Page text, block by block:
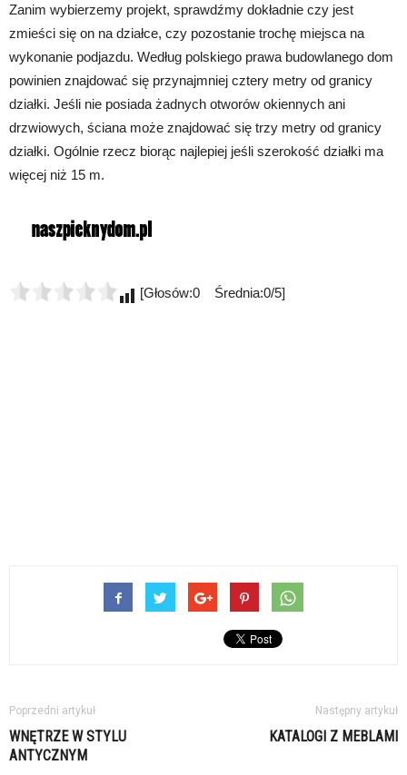
Zanim wybierzemy projekt, sprawdźmy dokładnie czy jest
zmieści się on na działce, czy pozostanie trochę miejsca na
wykonanie podjazdu. Według polskiego prawa budowlanego dom
powinien znajdować się przynajmniej cztery metry od granicy
działki. Jeśli nie posiada żadnych otworów okiennych ani
drzwiowych, ściana może znajdować się trzy metry od granicy
działki. Ogólnie rzecz biorąc najlepiej jeśli szerokość działki ma
więcej niż 15 m.
[Głosów:0 Średnia:0/5]
Poprzedni artykuł
WNĘTRZE W STYLU
ANTYCZNYM
Następny artykuł
KATALOGI Z MEBLAMI